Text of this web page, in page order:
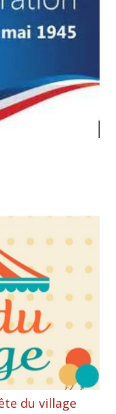
du village